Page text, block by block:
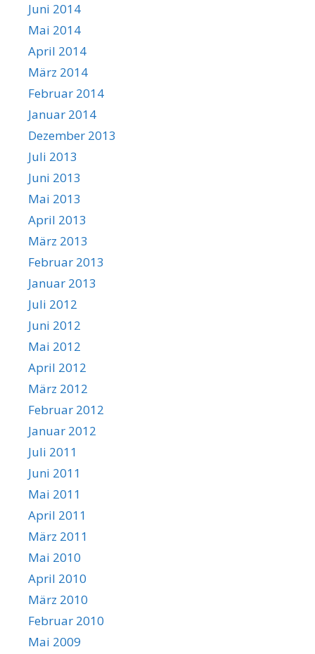
Juni 2014
Mai 2014
April 2014
März 2014
Februar 2014
Januar 2014
Dezember 2013
Juli 2013
Juni 2013
Mai 2013
April 2013
März 2013
Februar 2013
Januar 2013
Juli 2012
Juni 2012
Mai 2012
April 2012
März 2012
Februar 2012
Januar 2012
Juli 2011
Juni 2011
Mai 2011
April 2011
März 2011
Mai 2010
April 2010
März 2010
Februar 2010
Mai 2009